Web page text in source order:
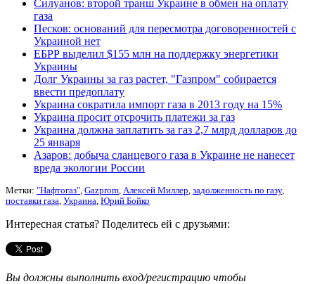
Силуанов: второй транш Украине в обмен на оплату
газа
Песков: оснований для пересмотра договоренностей с
Украиной нет
ЕБРР выделил $155 млн на поддержку энергетики
Украины
Долг Украины за газ растет, "Газпром" собирается
ввести предоплату
Украина сократила импорт газа в 2013 году на 15%
Украина просит отсрочить платежи за газ
Украина должна заплатить за газ 2,7 млрд долларов до
25 января
Азаров: добыча сланцевого газа в Украине не нанесет
вреда экологии России
Метки: "Нафтогаз" Gazprom Алексей Миллер задолженность по газу,
поставки газа Украина Юрий Бойко
Интересная статья? Поделитесь ей с друзьями:
Вы должны выполнить вход/регистрацию чтобы